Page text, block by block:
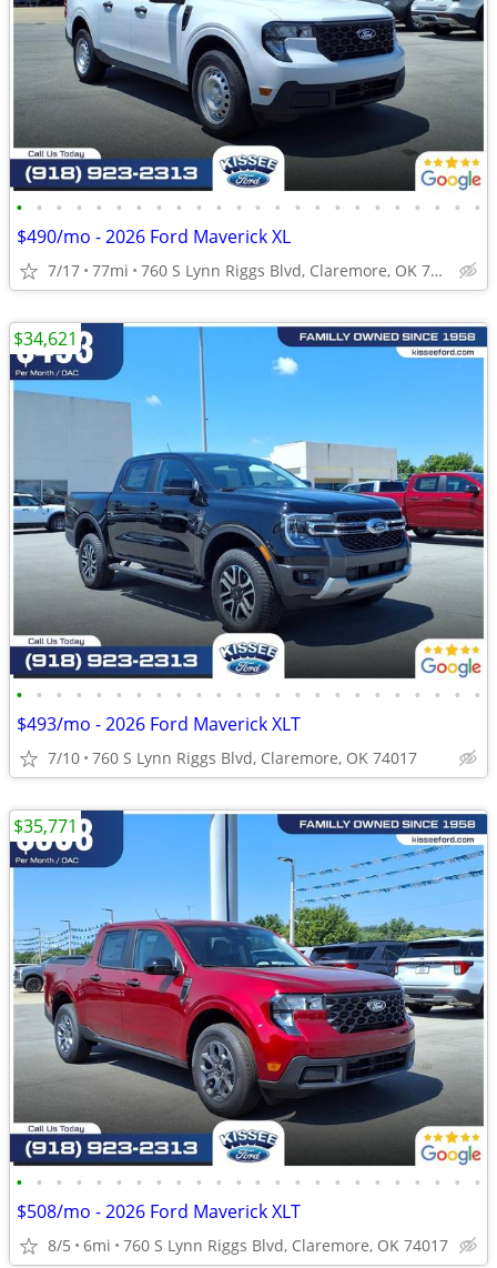
• • • • • • • • • • • • • • • • • • • • • • • •
$490/mo - 2026 Ford Maverick XL
7/17 77mi 760 S Lynn Riggs Blvd, Claremore, OK 74017
• • • • • • • • • • • • • • • • • • • • • • • •
$493/mo - 2026 Ford Maverick XLT
7/10 760 S Lynn Riggs Blvd, Claremore, OK 74017
$34,621
• • • • • • • • • • • • • • • • • • • • • • • •
$508/mo - 2026 Ford Maverick XLT
8/5 6mi 760 S Lynn Riggs Blvd, Claremore, OK 74017
$35,771